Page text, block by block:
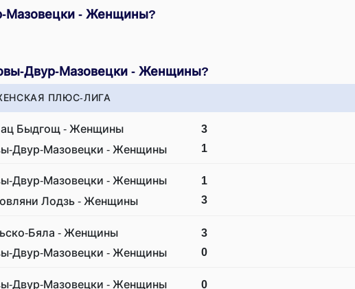
Мазовецки - Женщины?
Двур-Мазовецки - Женщины?
ПЛЮС-ЛИГА
Быдгощ - Женщины
Двур-Мазовецки - Женщины
3
1
Двур-Мазовецки - Женщины
Лодзь - Женщины
1
3
Бяла - Женщины
Двур-Мазовецки - Женщины
3
0
Двур-Мазовецки - Женщины
0